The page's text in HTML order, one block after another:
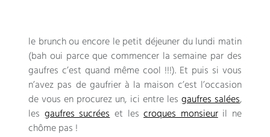
le brunch ou encore le petit déjeuner du lundi matin
(bah oui parce que commencer la semaine par des
gaufres c’est quand même cool !!!). Et puis si vous
n’avez pas de gaufrier à la maison c’est l’occasion
de vous en procurez un, ici entre lesgaufres salées,
lesgaufres sucréeset lescroques monsieuril ne
chôme pas !